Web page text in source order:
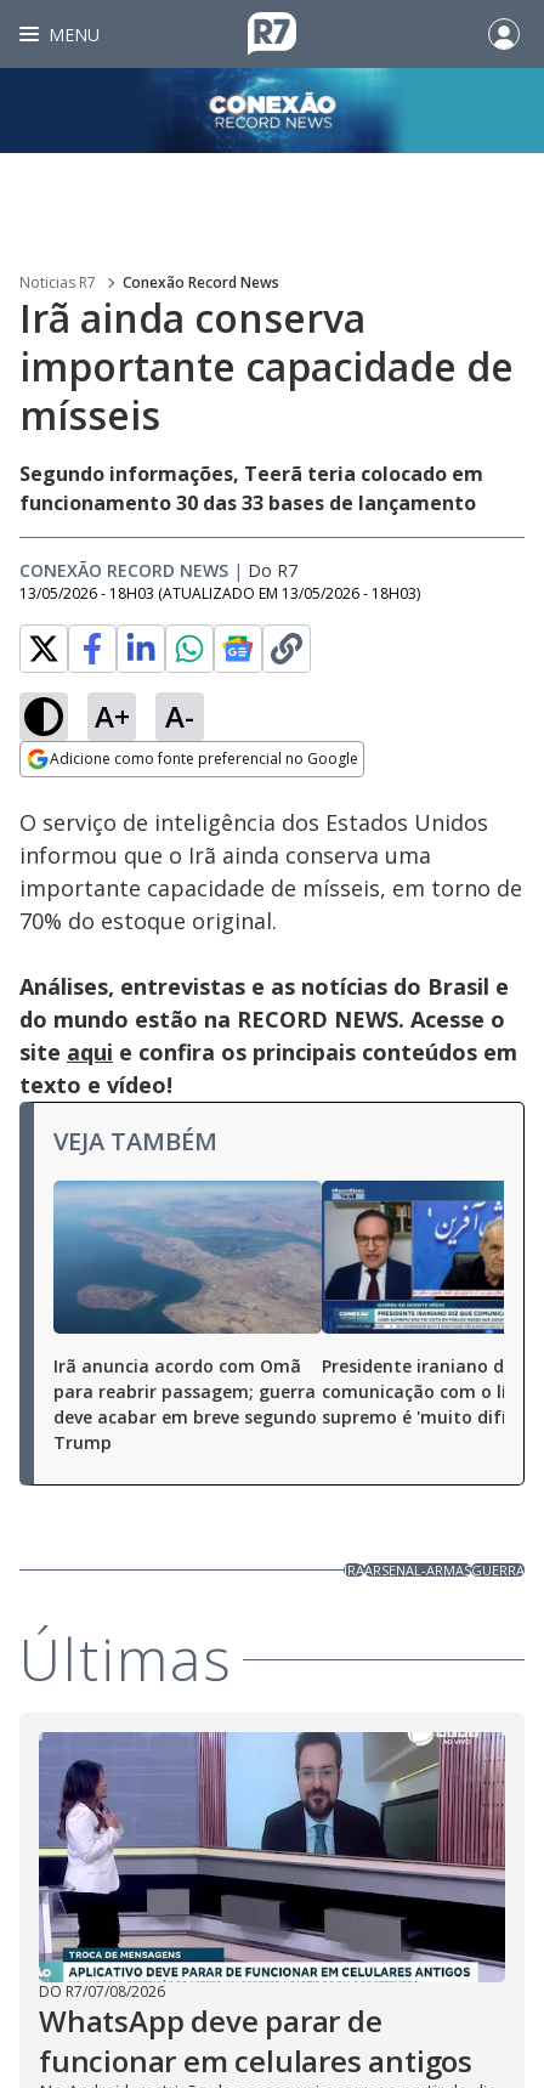
MENU
Noticias R7 Conexão Record News
Irã ainda conserva
importante capacidade de
mísseis
Segundo informações, Teerã teria colocado em
funcionamento 30 das 33 bases de lançamento
CONEXÃO RECORD NEWS | Do R7
13/05/2026 - 18H03 (ATUALIZADO EM 13/05/2026 - 18H03)
A+ A-
Adicione como fonte preferencial no Google
Ativar
Loaded
25.67%
O serviço de inteligência dos Estados Unidos
informou que o Irã ainda conserva uma
importante capacidade de mísseis, em torno de
70% do estoque original.
Análises, entrevistas e as notícias do Brasil e
do mundo estão na RECORD NEWS. Acesse o
site aqui e confira os principais conteúdos em
texto e vídeo!
VEJA TAMBÉM
Irã anuncia acordo com Omã
para reabrir passagem; guerra
deve acabar em breve segundo
Trump
Presidente iraniano diz
comunicação com o líder
supremo é 'muito difícil'
IRÃARSENAL-ARMASGUERRA
Últimas
DO R7/07/08/2026
WhatsApp deve parar de
funcionar em celulares antigos